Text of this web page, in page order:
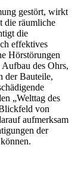
gestört, wirkt
die räumliche
die
effektives
Hörstörungen
des Ohrs,
der Bauteile,
„Welttag des
von
aufmerksam
der